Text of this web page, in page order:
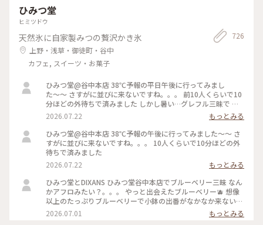
😅 こちらも、次回はリベンジを誓いました（笑） たまごサン
ドは、熱々で、 パンは、少し酸味のあるパンで、 とても相性
た味で、 美味しかったです。 名残惜しいですが、 次の目的地
に向かうため、 ９：００過ぎに、お店を出ました。 #ヒーリン
グ旅#春風さんぽ#Myことりっぷ#谷根千散歩#カヤバ珈琲#モ
ーニング#たまごサンド#珈琲#nikonfe2#散歩フィルム
ひみつ堂
ヒミツドウ
天然氷に自家製みつの贅沢かき氷
上野・浅草・御徒町・谷中
カフェ, スイーツ・お菓子
726
ひみつ堂@谷中本店 38℃予報の平日午後に行ってみまし
た〜〜 さすがに並びに来ないですね。。。 前10人くらいで10
分ほどの外待ちで済みました しかし暑い…グレフル三昧で 果
肉たくさん載って甘いと苦いがちょうどいい！ よーぐると蜜
がいらないくらいしっかり柑橘の味🍋 溶けても生ジュースみ
たいで最後まで美味しかった 夜の部で桃メニューが出る日で
迷ったけどさすがに２時間待てない、、、 それに17時からけ
っこう並ぶのよね。。日没前でまだ暑いし！ 以外と日中は穴
2026.07.22
もっとみる
ひみつ堂@谷中本店 38℃予報の午後に行ってみました〜〜 さ
すがに並びに来ないですね。。。 10人くらいで10分ほどの外
待ちで済みました
2026.07.22
もっとみる
ひみつ堂とDIXANS ひみつ堂谷中本店でブルーベリー三昧 なん
かアフロみたい？。。。 やっと出会えたブルーベリー🫐 想像
以上のたっぷりブルーベリーで小鉢の出番がなかなか来ない
何粒のブルーベリー使ってるんだろ ひみつのガールズパワー
毎日お疲れ様様です！ 魔夏営業スタートなのでいっぱい通い
2026.07.01 もっとみる